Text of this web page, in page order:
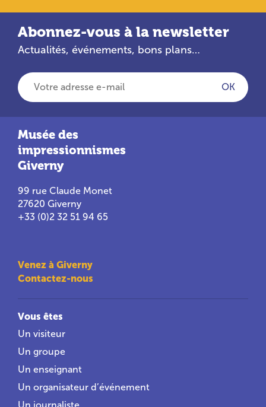
Abonnez-vous à la newsletter
Actualités, événements, bons plans…
Votre adresse e-mail
OK
Musée des
impressionnismes
Giverny
99 rue Claude Monet
27620 Giverny
+33 (0)2 32 51 94 65
Venez à Giverny
Contactez-nous
Vous êtes
Un visiteur
Un groupe
Un enseignant
Un organisateur d’événement
Un journaliste